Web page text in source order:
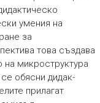
умения на
за
това създава
на микроструктура
обясни дидак-
прилагат